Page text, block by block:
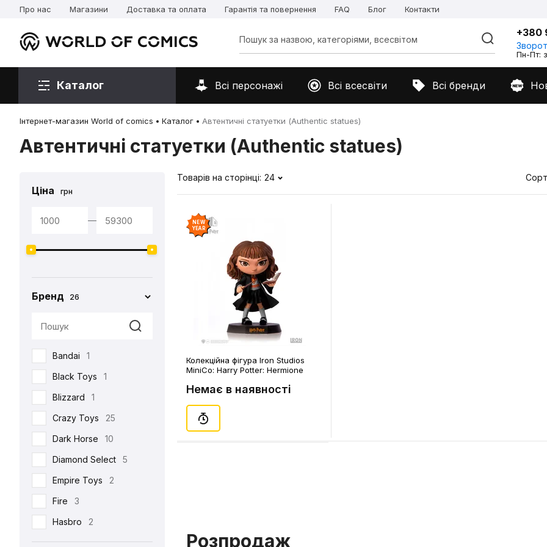
Про нас Магазини Доставка та оплата Гарантія та повернення FAQ Блог Контакти
+380
Пн-Пт:
Каталог Всі персонажі Всі всесвіти Всі бренди
Інтернет-магазин World of comics Каталог Автентичні статуетки (Authentic statues)
Автентичні статуетки (Authentic statues)
Ціна грн
—
Бренд 26
Bandai
1
Black Toys
1
Blizzard
1
Crazy Toys
25
Dark Horse
10
Diamond Select
5
Empire Toys
2
Fire
3
Hasbro
2
Hot Toys 93
Товарів на сторінці: 24
NEW
YEAR
Колекційна фігура Iron Studios
MiniCo: Harry Potter: Hermione
Немає в наявності
Розпродаж